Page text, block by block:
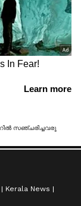
Kerala News